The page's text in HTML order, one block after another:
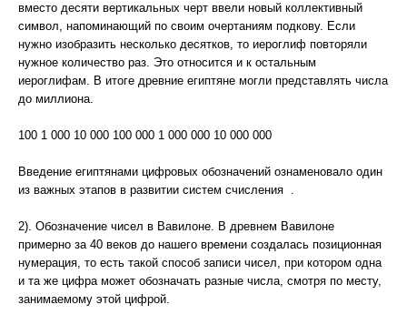
вместо десяти вертикальных черт ввели новый коллективный
символ, напоминающий по своим очертаниям подкову. Если
нужно изобразить несколько десятков, то иероглиф повторяли
нужное количество раз. Это относится и к остальным
иероглифам. В итоге древние египтяне могли представлять числа
до миллиона.
100 1 000 10 000 100 000 1 000 000 10 000 000
Введение египтянами цифровых обозначений ознаменовало один
из важных этапов в развитии систем счисления .
2). Обозначение чисел в Вавилоне. В древнем Вавилоне
примерно за 40 веков до нашего времени создалась позиционная
нумерация, то есть такой способ записи чисел, при котором одна
и та же цифра может обозначать разные числа, смотря по месту,
занимаемому этой цифрой.